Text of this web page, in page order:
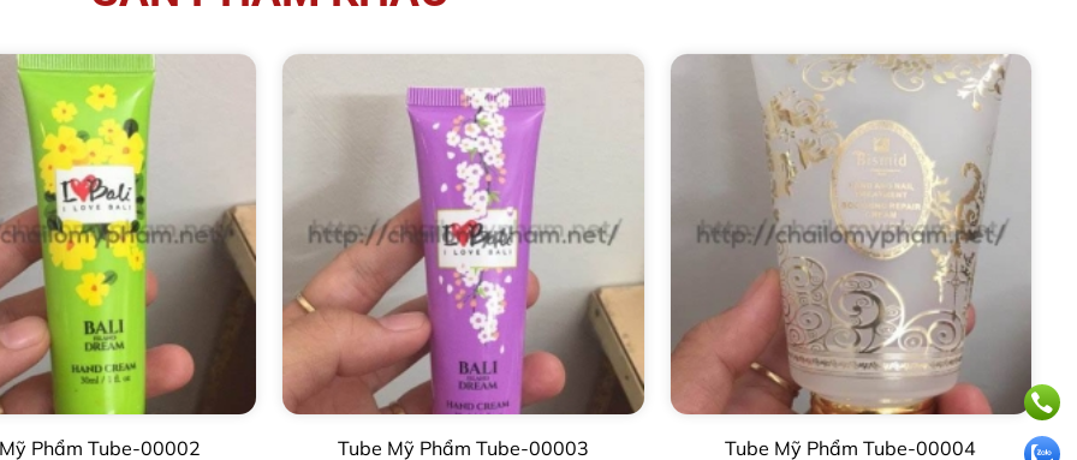
Phẩm Tube-00002 Tube Mỹ Phẩm Tube-00003 Tube Mỹ Phẩm Tube-00004